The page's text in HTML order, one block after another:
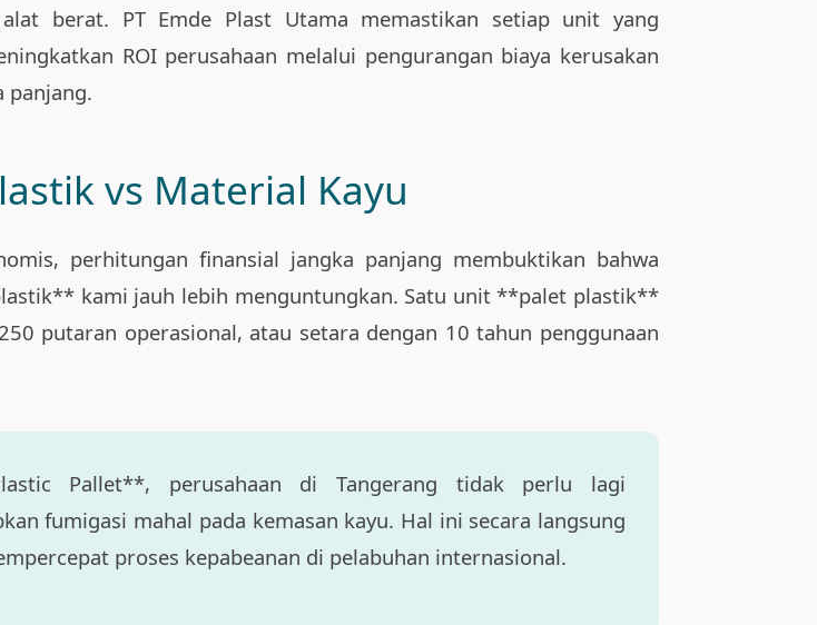
berat. PT Emde Plast Utama memastikan setiap unit yang
ROI perusahaan melalui pengurangan biaya kerusakan
panjang.
vs Material Kayu
perhitungan finansial jangka panjang membuktikan bahwa
kami jauh lebih menguntungkan. Satu unit **palet plastik**
putaran operasional, atau setara dengan 10 tahun penggunaan
Pallet**, perusahaan di Tangerang tidak perlu lagi
fumigasi mahal pada kemasan kayu. Hal ini secara langsung
proses kepabeanan di pelabuhan internasional.